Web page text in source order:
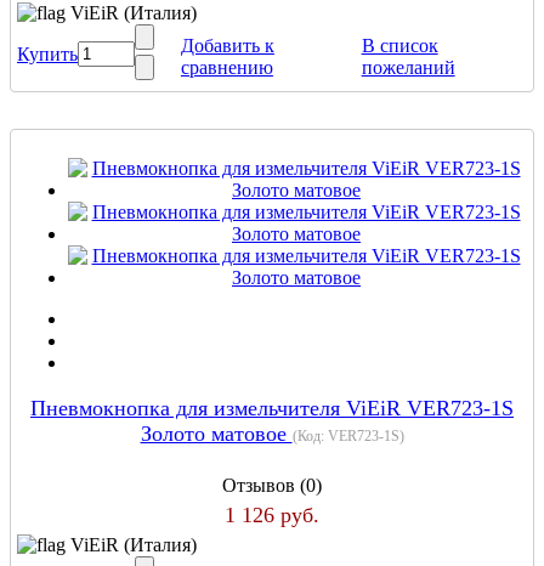
ViEiR (Италия)
Купить
Добавить к
сравнению
В список
пожеланий
Пневмокнопка для измельчителя ViEiR VER723-1S
Золото матовое (Код: VER723-1S)
Отзывов (0)
1 126 руб.
ViEiR (Италия)